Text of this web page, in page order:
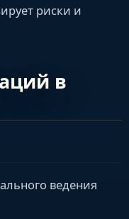
риски и
в
ведения